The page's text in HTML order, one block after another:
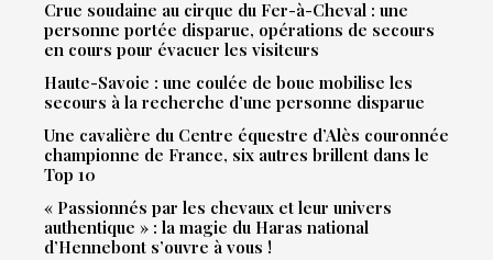
Crue soudaine au cirque du Fer-à-Cheval : une
personne portée disparue, opérations de secours
en cours pour évacuer les visiteurs
Haute-Savoie : une coulée de boue mobilise les
secours à la recherche d’une personne disparue
Une cavalière du Centre équestre d’Alès couronnée
championne de France, six autres brillent dans le
Top 10
« Passionnés par les chevaux et leur univers
authentique » : la magie du Haras national
d’Hennebont s’ouvre à vous !